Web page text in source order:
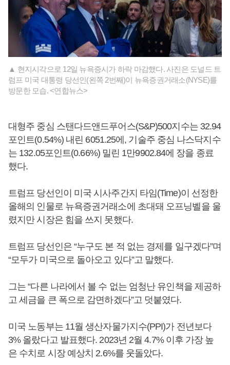
▲ 현지시각으로 12일 뉴욕증시가 하락 마감했다. 사진은 도널드 트
럼프 미국 대통령 당선인(왼쪽 2번째)이 뉴욕증권거래소(NYSE)를
방문한 모습. <연합뉴스>
대형주 중심 스탠다드앤드푸어스(S&P)500지수는 32.94
포인트(0.54%) 내린 6051.25에, 기술주 중심 나스닥지수
는 132.05포인트(0.66%) 밀린 1만9902.84에 장을 종료
했다.
트럼프 당선인이 미국 시사주간지 타임(Time)이 선정한
올해의 인물로 뉴욕증권거래소에 초대돼 오프닝벨을 울
렸지만 시장은 힘을 쓰지 못했다.
트럼프 당선인은 “누구도 본 적 없는 경제를 일구겠다”며
“모두가 미국으로 돌아오고 있다”고 말했다.
그는 “다른 나라에서 볼 수 없는 엄청난 유인책을 제공하
고 세금을 큰 폭으로 감면하겠다”고 덧붙였다.
미국 노동부는 11월 생산자물가지수(PPI)가 전년보다
3% 올랐다고 발표했다. 2023년 2월 4.7% 이후 가장 높
은 수치로 시장 예상치 2.6%를 웃돌았다.